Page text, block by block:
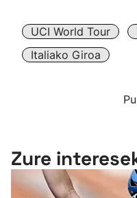
UCI World Tour
Italiako Giroa
Zure